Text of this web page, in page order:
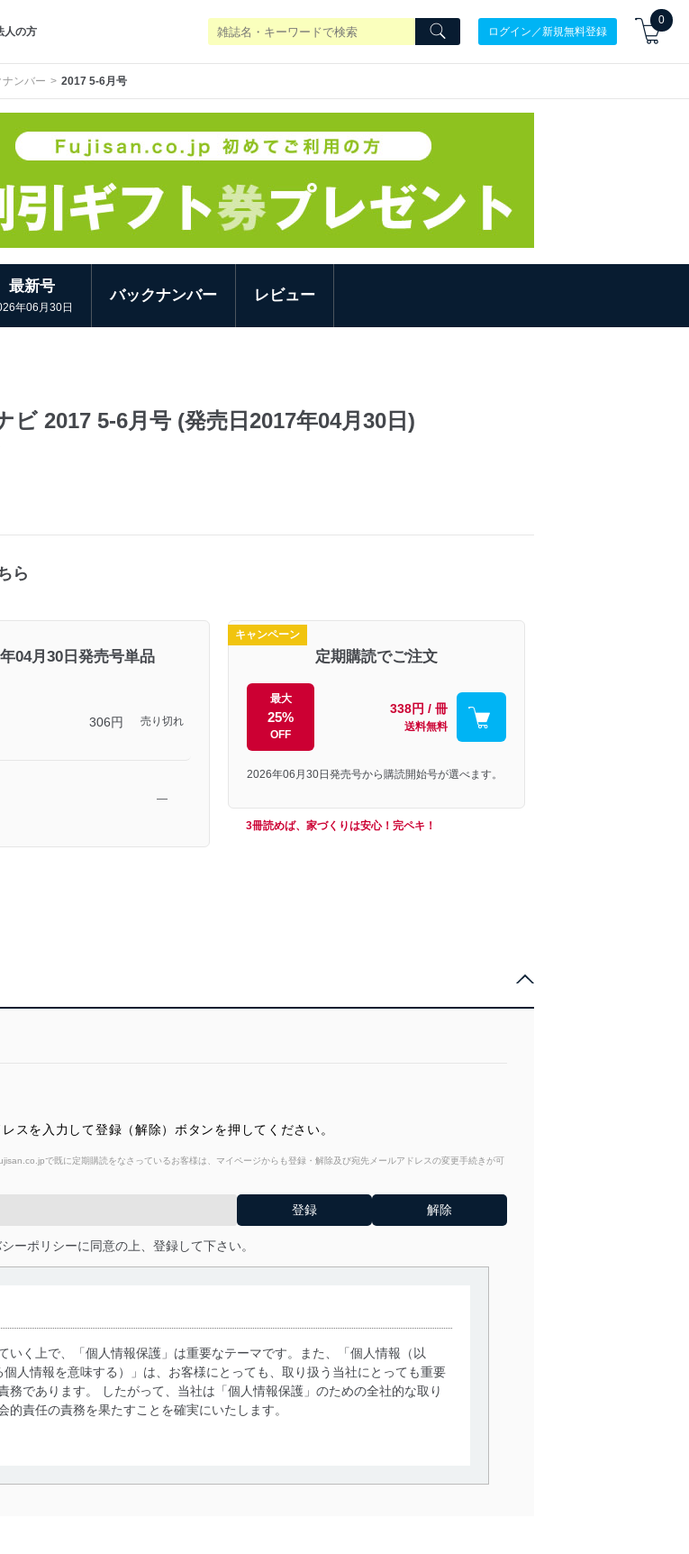
人の方 ログイン／新規無料登録
0
ンバー 2017 5-6月号
最新号
年06月30日
バックナンバー レビュー
ビ 2017 5-6月号 (発売日2017年04月30日)
ら
04月30日発売号単品
306円 売り切れ
―
キャンペーン
定期購読でご注文
最大
25%
OFF
338円 / 冊
送料無料
2026年06月30日発売号から購読開始号が選べます。
3冊読めば、家づくりは安心！完ペキ！
スを入力して登録（解除）ボタンを押してください。
で既に定期購読をなさっているお客様は、マイページからも登録・解除及び宛先メールアドレスの変更手続きが可
ーポリシーに同意の上、登録して下さい。
いく上で、「個人情報保護」は重要なテーマです。また、「個人情報（以
人情報を意味する）」は、お客様にとっても、取り扱う当社にとっても重要
務であります。 したがって、当社は「個人情報保護」のための全社的な取り
責任の責務を果たすことを確実にいたします。
の利用目的を明確にし、本人の同意を得たうえで利用目的の達成に必要な範